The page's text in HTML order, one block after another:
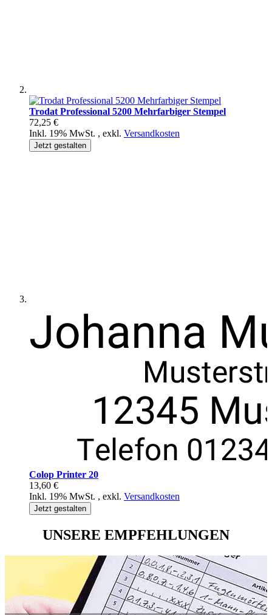
Trodat Professional 5200 Mehrfarbiger Stempel
72,25 €
Inkl. 19% MwSt. , exkl. Versandkosten
Jetzt gestalten
Colop Printer 20
13,60 €
Inkl. 19% MwSt. , exkl. Versandkosten
Jetzt gestalten
UNSERE EMPFEHLUNGEN